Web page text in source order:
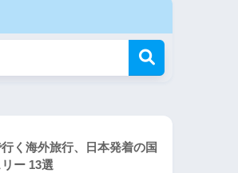
く海外旅行、日本発着の国
ー 13選